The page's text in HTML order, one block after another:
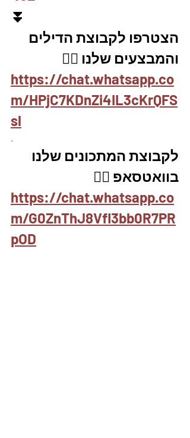
⏬
הצטרפו לקבוצת הדילים
והמבצעים שלנו 👇🏽
https://chat.whatsapp.co
m/HPjC7KDnZi4IL3cKrQFS
sl
.
לקבוצת המתכונים שלנו
בוואטסאפ 👇🏽
https://chat.whatsapp.co
m/G0ZnThJ8Vfl3bb0R7PR
pOD